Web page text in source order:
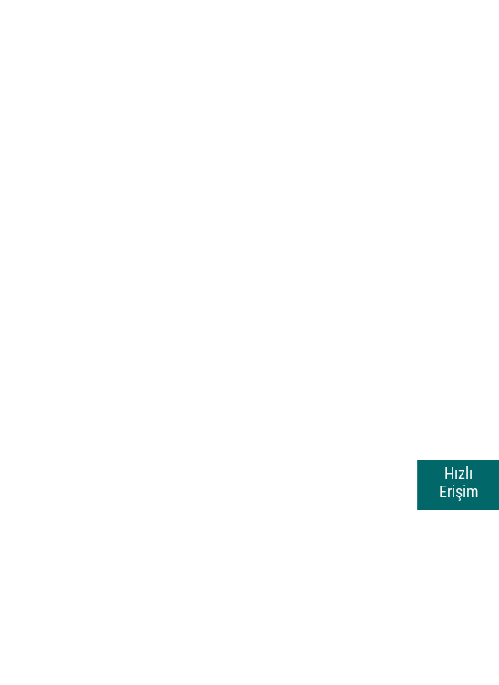
Hızlı
Erişim